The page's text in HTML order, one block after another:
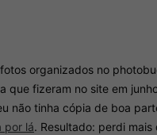
organizados no
que fizeram no site em
não tinha cópia de boa
por lá. Resultado: perdi